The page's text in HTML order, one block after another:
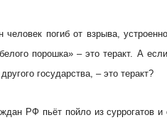
погиб от взрыва,
порошка» – это теракт. А
государства, – это теракт?
РФ пьёт пойло из суррогатов